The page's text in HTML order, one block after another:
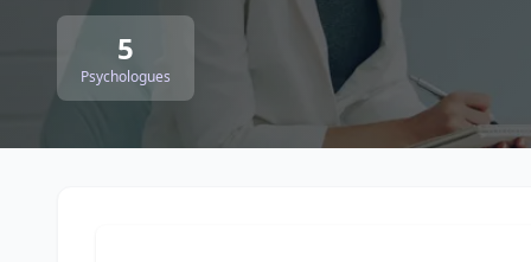
5
Psychologues